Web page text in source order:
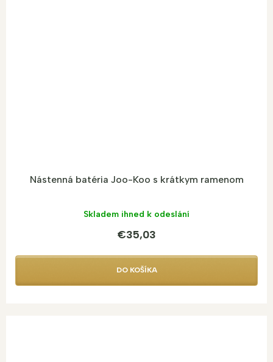
Nástenná batéria Joo-Koo s krátkym ramenom
Skladem ihned k odeslání
€35,03
DO KOŠÍKA